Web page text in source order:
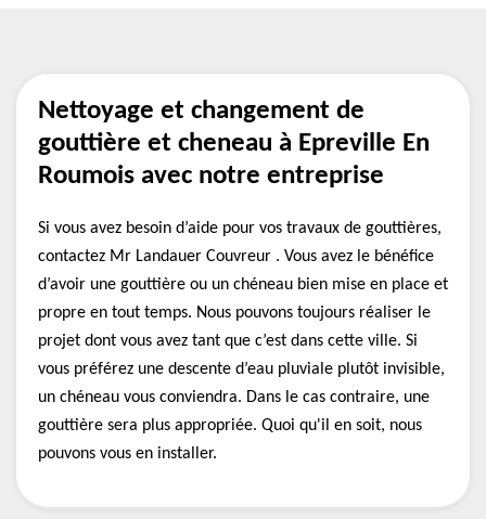
Nettoyage et changement de
gouttière et cheneau à Epreville En
Roumois avec notre entreprise
Si vous avez besoin d’aide pour vos travaux de gouttières,
contactez Mr Landauer Couvreur . Vous avez le bénéfice
d’avoir une gouttière ou un chéneau bien mise en place et
propre en tout temps. Nous pouvons toujours réaliser le
projet dont vous avez tant que c’est dans cette ville. Si
vous préférez une descente d’eau pluviale plutôt invisible,
un chéneau vous conviendra. Dans le cas contraire, une
gouttière sera plus appropriée. Quoi qu'il en soit, nous
pouvons vous en installer.